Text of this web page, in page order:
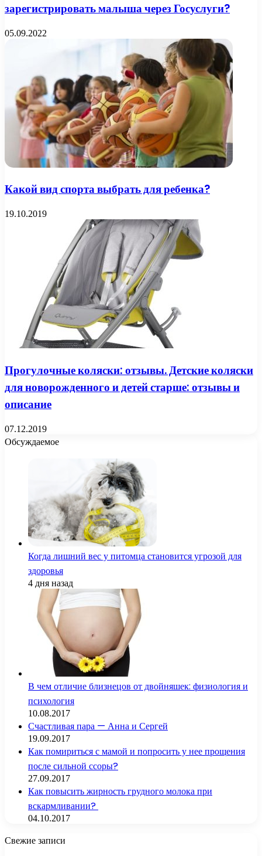
зарегистрировать малыша через Госуслуги?
05.09.2022
Какой вид спорта выбрать для ребенка?
19.10.2019
Прогулочные коляски: отзывы. Детские коляски
для новорожденного и детей старше: отзывы и
описание
07.12.2019
Обсуждаемое
Когда лишний вес у питомца становится угрозой для
здоровья
4 дня назад
В чем отличие близнецов от двойняшек: физиология и
психология
10.08.2017
Счастливая пара — Анна и Сергей
19.09.2017
Как помириться с мамой и попросить у нее прощения
после сильной ссоры?
27.09.2017
Как повысить жирность грудного молока при
вскармливании?
04.10.2017
Свежие записи